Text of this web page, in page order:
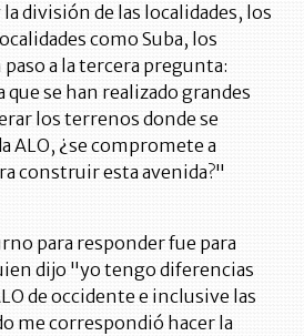
división de las localidades, los
como Suba, los
a la tercera pregunta:
se han realizado grandes
los terrenos donde se
ALO, ¿se compromete a
construir esta avenida?"
para responder fue para
dijo "yo tengo diferencias
de occidente e inclusive las
me correspondió hacer la